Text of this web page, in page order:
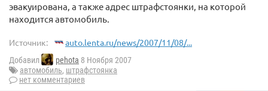
эвакуирована, а также адрес штрафстоянки, на которой
находится автомобиль.
Источник: auto.lenta.ru/news/2007/11/08/...
Добавил pehota 8 Ноября 2007
автомобиль, штрафстоянка
нет комментариев